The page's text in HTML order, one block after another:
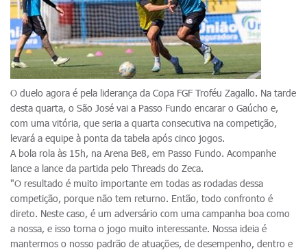
O duelo agora é pela liderança da Copa FGF Troféu Zagallo. Na tarde
desta quarta, o São José vai a Passo Fundo encarar o Gaúcho e,
com uma vitória, que seria a quarta consecutiva na competição,
levará a equipe à ponta da tabela após cinco jogos.
A bola rola às 15h, na Arena Be8, em Passo Fundo. Acompanhe
lance a lance da partida pelo Threads do Zeca.
"O resultado é muito importante em todas as rodadas dessa
competição, porque não tem returno. Então, todo confronto é
direto. Neste caso, é um adversário com uma campanha boa como
a nossa, e isso torna o jogo muito interessante. Nossa ideia é
mantermos o nosso padrão de atuações, de desempenho, dentro e